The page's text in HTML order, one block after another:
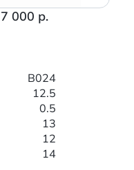
7 000 р.
B024
12.5
0.5
13
12
14